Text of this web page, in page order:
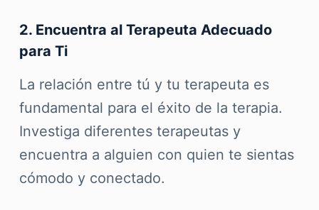
2. Encuentra al Terapeuta Adecuado
para Ti
La relación entre tú y tu terapeuta es
fundamental para el éxito de la terapia.
Investiga diferentes terapeutas y
encuentra a alguien con quien te sientas
cómodo y conectado.